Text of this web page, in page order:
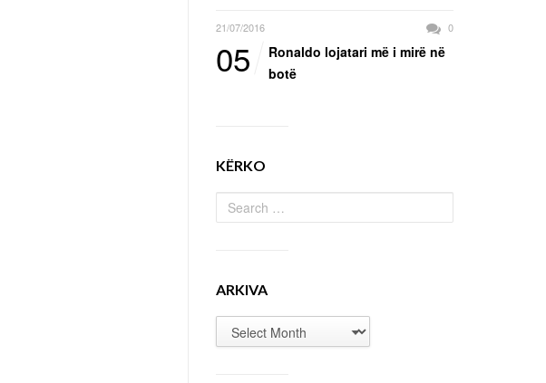
21/07/2016 0
05
Ronaldo lojatari më i mirë në
botë
KËRKO
ARKIVA